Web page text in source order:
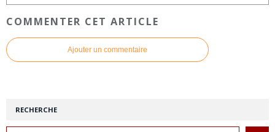
COMMENTER CET ARTICLE
Ajouter un commentaire
RECHERCHE